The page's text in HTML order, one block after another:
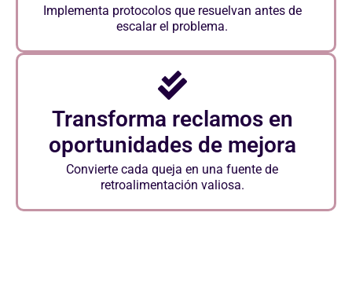
Implementa protocolos que resuelvan antes de
escalar el problema.
Transforma reclamos en
oportunidades de mejora
Convierte cada queja en una fuente de
retroalimentación valiosa.